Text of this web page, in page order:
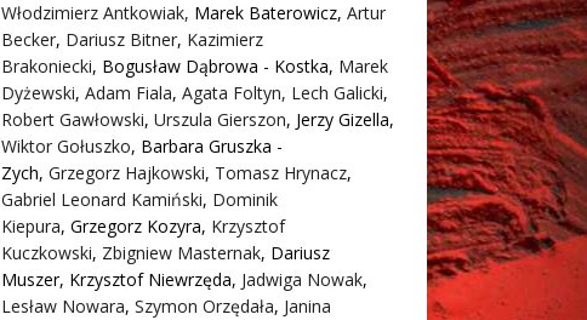
Włodzimierz Antkowiak, Marek Baterowicz, Artur
Becker, Dariusz Bitner, Kazimierz
Brakoniecki, Bogusław Dąbrowa - Kostka, Marek
Dyżewski, Adam Fiala, Agata Foltyn, Lech Galicki,
Robert Gawłowski, Urszula Gierszon, Jerzy Gizella,
Wiktor Gołuszko, Barbara Gruszka -
Zych, Grzegorz Hajkowski, Tomasz Hrynacz,
Gabriel Leonard Kamiński, Dominik
Kiepura, Grzegorz Kozyra, Krzysztof
Kuczkowski, Zbigniew Masternak, Dariusz
Muszer, Krzysztof Niewrzęda, Jadwiga Nowak,
Lesław Nowara, Szymon Orzędała, Janina